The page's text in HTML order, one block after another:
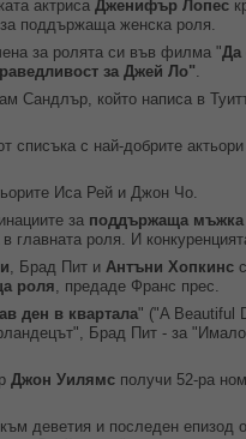
актриса Дженифър Лопес
поддържаща женска роля.
за ролята си във филма "Да
за Джей Ло".
Сандлър, който написа в
списъка с най-добрите
Иса Рей и Джон Чо.
за поддържаща мъжка
главната роля. И
, Брад Пит и Антъни Хопкинс
роля, предаде Франс прес.
ден в квартала" ("A Beautiful
Брад Пит - за
Джон Уилямс получи 52-ра
деветия и последен епизод